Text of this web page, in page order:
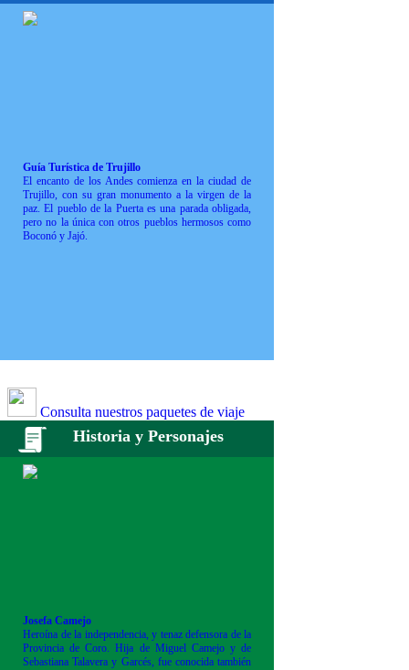
Guía Turística de Trujillo
El encanto de los Andes comienza en la ciudad de
Trujillo, con su gran monumento a la virgen de la
paz. El pueblo de la Puerta es una parada obligada,
pero no la única con otros pueblos hermosos como
Boconó y Jajó.
Consulta nuestros paquetes de viaje
Historia y Personajes
Josefa Camejo
Heroína de la independencia, y tenaz defensora de la
Provincia de Coro. Hija de Miguel Camejo y de
Sebastiana Talavera y Garcés, fue conocida también